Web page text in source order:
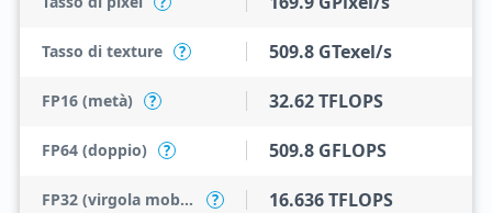
Tasso di texture ? 509.8 GTexel/s
FP16 (metà) ? 32.62 TFLOPS
FP64 (doppio) ? 509.8 GFLOPS
FP32 (virgola mobile) ? 16.636 TFLOPS